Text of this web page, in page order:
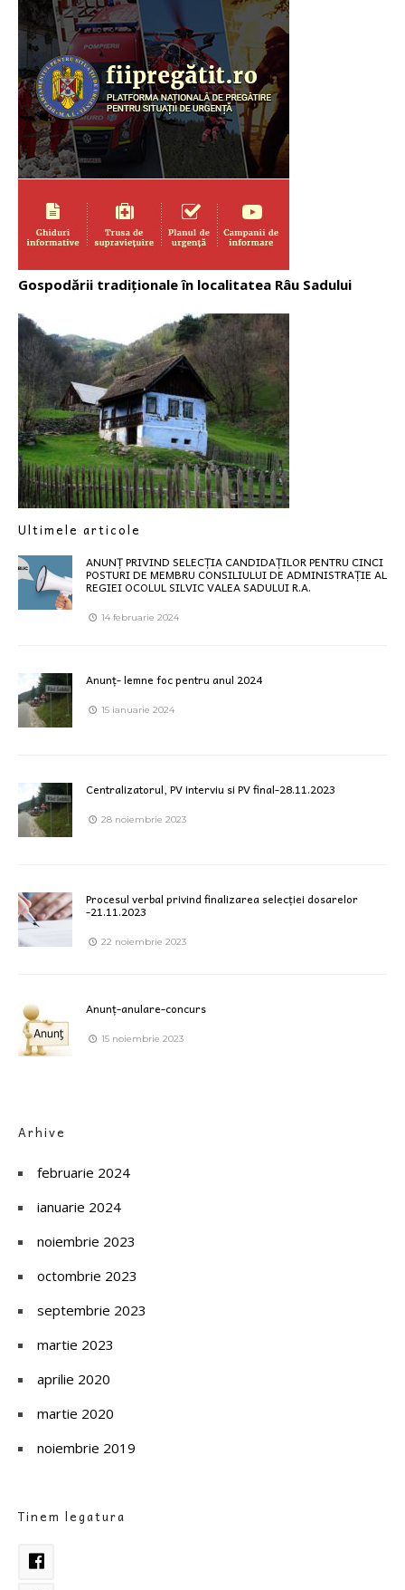
Gospodării tradiționale în localitatea Râu Sadului
Ultimele articole
ANUNȚ PRIVIND SELECȚIA CANDIDAȚILOR PENTRU CINCI
POSTURI DE MEMBRU CONSILIULUI DE ADMINISTRAȚIE AL
REGIEI OCOLUL SILVIC VALEA SADULUI R.A.
14 februarie 2024
Anunț- lemne foc pentru anul 2024
15 ianuarie 2024
Centralizatorul, PV interviu si PV final-28.11.2023
28 noiembrie 2023
Procesul verbal privind finalizarea selecției dosarelor
-21.11.2023
22 noiembrie 2023
Anunț-anulare-concurs
15 noiembrie 2023
Arhive
februarie 2024
ianuarie 2024
noiembrie 2023
octombrie 2023
septembrie 2023
martie 2023
aprilie 2020
martie 2020
noiembrie 2019
Tinem legatura